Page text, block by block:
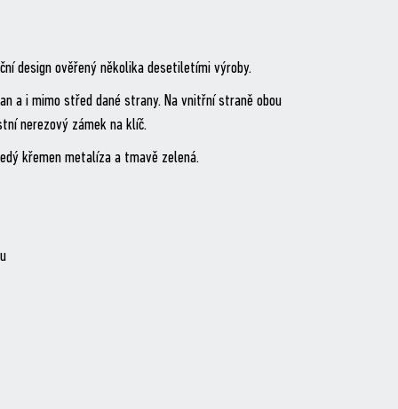
design ověřený několika desetiletími výroby.
a i mimo střed dané strany. Na vnitřní straně obou
nerezový zámek na klíč.
křemen metalíza a tmavě zelená.